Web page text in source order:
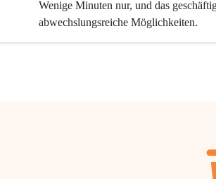
Wenige Minuten nur, und das
abwechslungsreiche Möglichkeiten.